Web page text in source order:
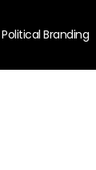
Political Branding